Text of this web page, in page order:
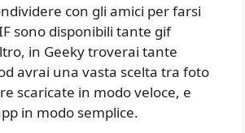
con gli amici per farsi
sono disponibili tante gif
in Geeky troverai tante
avrai una vasta scelta tra foto
scaricate in modo veloce, e
in modo semplice.